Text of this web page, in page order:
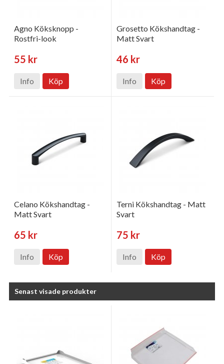
Agno Köksknopp -
Rostfri-look
55 kr
Info Köp
Grosetto Kökshandtag -
Matt Svart
46 kr
Info Köp
Celano Kökshandtag -
Matt Svart
65 kr
Info Köp
Terni Kökshandtag - Matt
Svart
75 kr
Info Köp
Senast visade produkter